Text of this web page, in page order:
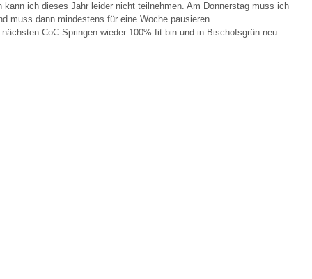
ich dieses Jahr leider nicht teilnehmen. Am Donnerstag muss ich
muss dann mindestens für eine Woche pausieren.
CoC-Springen wieder 100% fit bin und in Bischofsgrün neu